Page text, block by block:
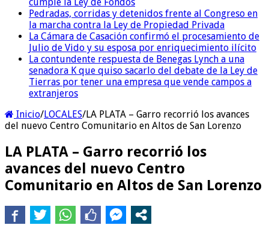
cumple la Ley de Fondos
Pedradas, corridas y detenidos frente al Congreso en
la marcha contra la Ley de Propiedad Privada
La Cámara de Casación confirmó el procesamiento de
Julio de Vido y su esposa por enriquecimiento ilícito
La contundente respuesta de Benegas Lynch a una
senadora K que quiso sacarlo del debate de la Ley de
Tierras por tener una empresa que vende campos a
extranjeros
Inicio/LOCALES/LA PLATA – Garro recorrió los avances
del nuevo Centro Comunitario en Altos de San Lorenzo
LA PLATA – Garro recorrió los
avances del nuevo Centro
Comunitario en Altos de San Lorenzo